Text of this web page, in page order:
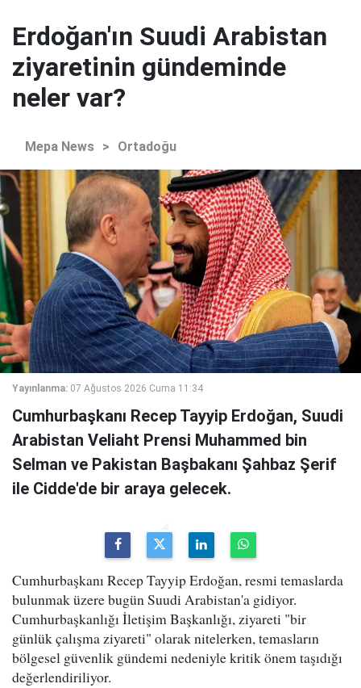
Erdoğan'ın Suudi Arabistan
ziyaretinin gündeminde
neler var?
Mepa News > Ortadoğu
Yayınlanma: 07 Ağustos 2026 Cuma 11:34
Cumhurbaşkanı Recep Tayyip Erdoğan, Suudi
Arabistan Veliaht Prensi Muhammed bin
Selman ve Pakistan Başbakanı Şahbaz Şerif
ile Cidde'de bir araya gelecek.
Cumhurbaşkanı Recep Tayyip Erdoğan, resmi temaslarda
bulunmak üzere bugün Suudi Arabistan'a gidiyor.
Cumhurbaşkanlığı İletişim Başkanlığı, ziyareti "bir
günlük çalışma ziyareti" olarak nitelerken, temasların
bölgesel güvenlik gündemi nedeniyle kritik önem taşıdığı
değerlendiriliyor.